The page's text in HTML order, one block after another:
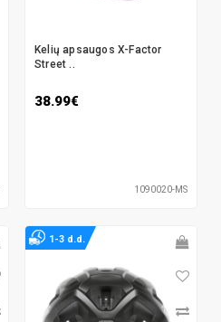
Kelių apsaugos X-Factor
Street ..
38.99€
1090020-MS
1-3 d.d.